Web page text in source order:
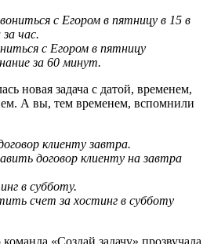
с Егором в пятницу в 15 в
час.
с Егором в пятницу
за 60 минут.
новая задача с датой, временем,
А вы, тем временем, вспомнили
клиенту завтра.
договор клиенту на завтра
в субботу.
счет за хостинг в субботу